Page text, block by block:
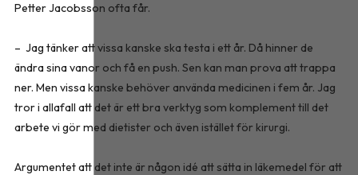
Petter Jacobsson ofta får.
– Jag tänker att vissa kanske ska testa i ett år. Då hinner de
ändra sina vanor och få en push. Sen kan man prova att trappa
ner. Men vissa kanske behöver använda medicinen i fem år. Jag
tror i allafall att det är ett bra verktyg som komplement till det
arbete vi gör med dietister och även istället för kirurgi.
Argumentet att det inte är någon idé att sätta in läkemedel för att